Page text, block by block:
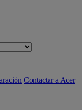
Contactar a Acer